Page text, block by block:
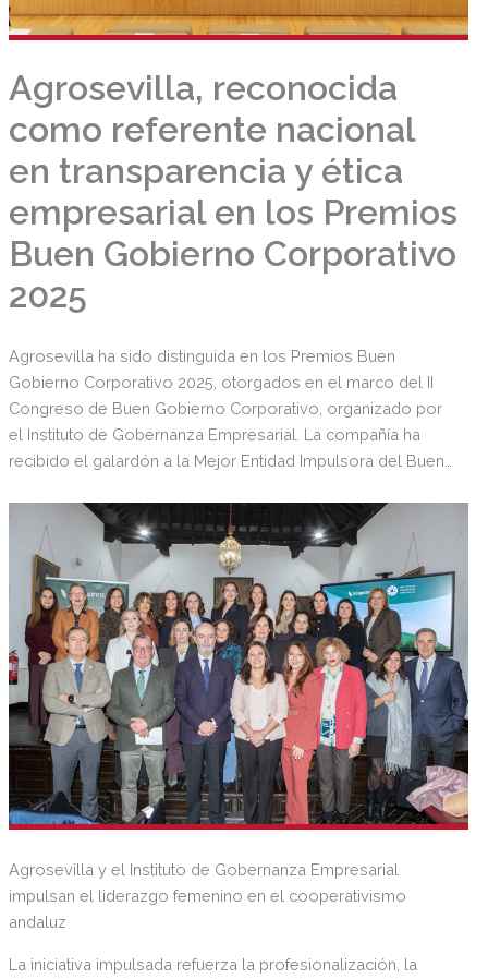
Agrosevilla, reconocida
como referente nacional
en transparencia y ética
empresarial en los Premios
Buen Gobierno Corporativo
2025
Agrosevilla ha sido distinguida en los Premios Buen
Gobierno Corporativo 2025, otorgados en el marco del II
Congreso de Buen Gobierno Corporativo, organizado por
el Instituto de Gobernanza Empresarial. La compañía ha
recibido el galardón a la Mejor Entidad Impulsora del Buen
manifiesto su compromiso con la transparencia, la ética
empresarial y la calidad de sus prácticas de gobernanza.
Agrosevilla y el Instituto de Gobernanza Empresarial
impulsan el liderazgo femenino en el cooperativismo
andaluz
La iniciativa impulsada refuerza la profesionalización, la